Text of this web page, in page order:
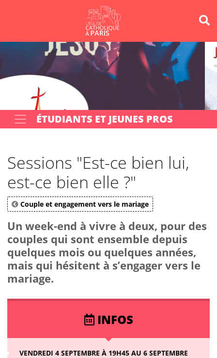
Votre recherche OK
ÉTUDIANTS ET JEUNES PROS
Sessions "Est-ce bien lui,
est-ce bien elle ?"
Couple et engagement vers le mariage
Un week-end à vivre à deux, pour des
couples qui sont ensemble depuis
quelques mois ou quelques années,
mais qui hésitent à s’engager vers le
mariage.
INFOS
VENDREDI 4 SEPTEMBRE À 19H45 AU 6 SEPTEMBRE
Panneau de gestion des cookies